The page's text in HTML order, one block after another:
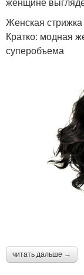
Женская
Кратко: модная
суперобъема
читать дальше →